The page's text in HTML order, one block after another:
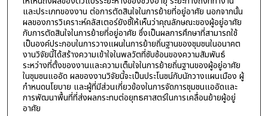
และประเภทของงาน ต่อการตัดสินใจในการย้ายที่อยู่อาศัย นอกจากนั้น
ผลของการวิเคราะห์คลัสเตอร์ยังชี้ให้เห็นว่าคุณลักษณะของผู้อยู่อาศัย
กับการตัดสินใจในการย้ายที่อยู่อาศัย ซึ่งเป็นผลการศึกษาที่สามารถใช้
เป็นองค์ประกอบในการวางแผนในการย้ายถิ่นฐานของชุมชนในอนาคต
งานวิจัยนี้ได้สร้างความเข้าใจในพลวัตที่ซับซ้อนของความสัมพันธ์
ระหว่างที่ตั้งของงานและความเต็มใจในการย้ายถิ่นฐานของผู้อยู่อาศัย
ในชุมชนแออัด ผลของงานวิจัยนี้จะเป็นประโนชน์กับนักวางแผนเมือง ผู้
กำหนดนโยบาย และผู้ที่มีส่วนเกี่ยวข้องในการจัดการชุมชนแออัดและ
การพัฒนาพื้นที่ที่ส่งผลกระทบต่อยุทธศาสตร์ในการเคลื่อนย้ายผู้อยู่
อาศัย